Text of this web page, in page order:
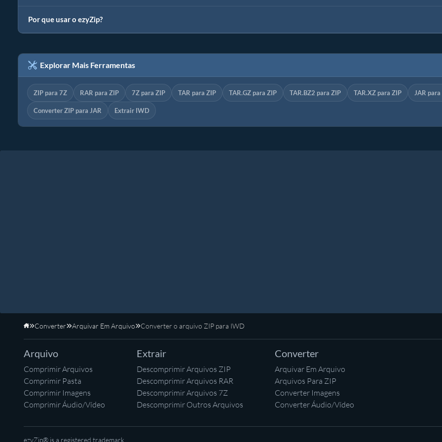
Por que usar o ezyZip?
Explorar Mais Ferramentas
ZIP para 7Z RAR para ZIP 7Z para ZIP TAR para ZIP TAR.GZ para ZIP TAR.BZ2 para ZIP TAR.XZ para ZIP JAR para
Converter ZIP para JAR Extrair IWD
Início
Converter Arquivar Em Arquivo Converter o arquivo ZIP para IWD
Arquivo
Comprimir Arquivos
Comprimir Pasta
Comprimir Imagens
Comprimir Áudio/Vídeo
Extrair
Descomprimir Arquivos ZIP
Descomprimir Arquivos RAR
Descomprimir Arquivos 7Z
Descomprimir Outros Arquivos
Converter
Arquivar Em Arquivo
Arquivos Para ZIP
Converter Imagens
Converter Áudio/Vídeo
ezyZip® is a registered trademark.